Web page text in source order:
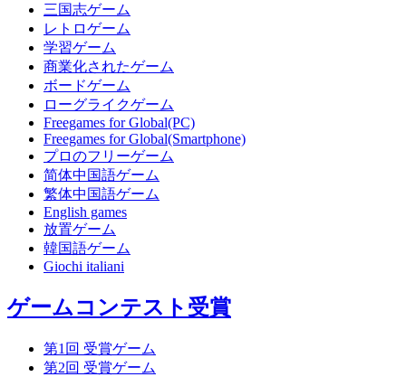
三国志ゲーム
レトロゲーム
学習ゲーム
商業化されたゲーム
ボードゲーム
ローグライクゲーム
Freegames for Global(PC)
Freegames for Global(Smartphone)
プロのフリーゲーム
简体中国語ゲーム
繁体中国語ゲーム
English games
放置ゲーム
韓国語ゲーム
Giochi italiani
ゲームコンテスト受賞
第1回 受賞ゲーム
第2回 受賞ゲーム